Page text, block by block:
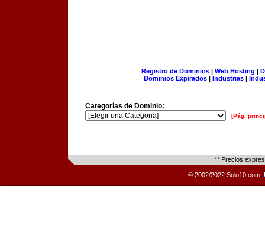
Registro de Dominios| Web Hosting |
Dominios Expirados | Industrias |
Categorías de Dominio:
[Pág.
** Precios
© 2002/2022 Solo10.com